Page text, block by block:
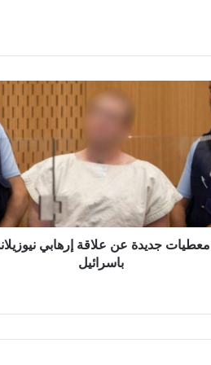
معطيات جديدة عن علاقة إرهابي
باسرائيل